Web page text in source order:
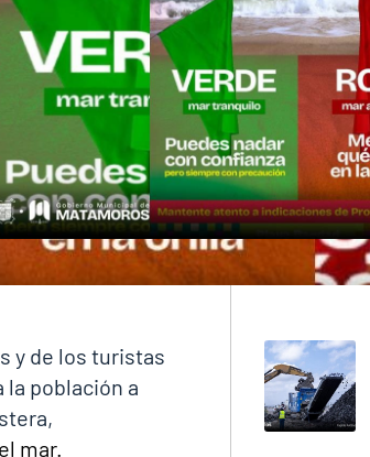
y de los turistas
la población a
mar.